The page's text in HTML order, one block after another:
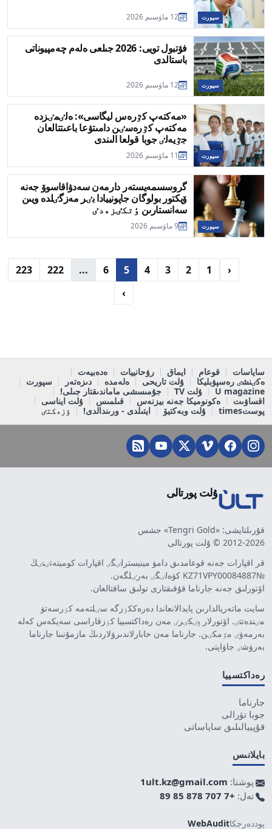
سپورت 12 ماۋسىم 2026
سپورت
فۋتبول تويى: 2026 جىلعى ەلەم چەمپيوناتى
باستالدى
12 ماۋسىم 2026
سپورت
«مەكتەپ كٷرەس ليگاسى»: ەلٸمٸزدە
مەكتەپ كٷرەسٸن دامىتۋعا باعىتتالعان
جٷيەلٸ جوبا قولعا الىندى
11 ماۋسىم 2026
سپورت
گروسسمەيستەر دارمەن سەدۋاقاسوۆ جەنە
ۆيكتور بولوگان جاپونييادا بٸر مەزگٸلدە ويىن
سەانستارىن ٶتكٸزەدٸ
9 ماۋسىم 2026
‹
1
2
3
4
5
6
...
222
223
›
ساياسات قوعام ايماق رۋحانييات
ەدەبيەت
ەكٸنشٸ رەسپۋبليكا
ۇلت تاريحى ەلەمدە دىزەتەر
سپورت
U magazine
ۇلت TV
جۇمىسشى ماماندىقتار جىلى!
اقساۋىت
ەكونوميكا جەنە بيزنەس قىلمىس
ۇلت ايناسى
پوستtimes
ۇلت وبەكتيۆ ايتىلدى - ورىندالدى! ٶزەكتٸ
ۇلت پورتالى
قۇرىلتايشى: «Tengri Gold» جشس
2012-2026 © ۇلت پورتالى
قر اقپارات جەنە قوعامدىق دامۋ مينيسترلٸگٸ اقپارات كوميتەتٸنٸڭ
№KZ71VPY00084887 كۋەلٸگٸ بەرٸلگەن.
اۆتورلىق جەنە جارناما قۇقىقتارى تولىق ساقتالعان.
سايت ماتەريالدارىن پايدالانعاندا دەرەككٶزگە سٸلتەمە كٶرسەتۋ
مٸندەتتٸ. اۆتورلار پٸكٸرٸ مەن رەداكتسييا كٶزقاراسى سەيكەس كەلە
بەرمەۋٸ مٷمكٸن. جارناما مەن حابارلاندىرۋلاردىڭ مازمۇنىنا جارناما
بەرۋشٸ جاۋاپتى.
رەداكتسييا
جارناما
جوبا تۋرالى
قۇپييالىلىق ساياساتى
بايلانىس
پوشتا: 1ult.kz@gmail.com
تەل: +7 707 878 85 89
پوددەرجكاWebAudit